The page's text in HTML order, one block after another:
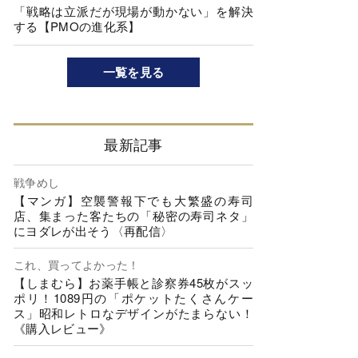
「戦略は立派だが現場が動かない」を解決
する【PMOの進化系】
一覧を見る
最新記事
戦争めし
【マンガ】空襲警報下でも大繁盛の寿司
店、集まった客たちの「秘密の寿司ネタ」
にヨダレが出そう〈再配信〉
これ、買ってよかった！
【しまむら】お薬手帳と診察券45枚がスッ
ポリ！1089円の「ポケットたくさんケー
ス」昭和レトロなデザインがたまらない！
《購入レビュー》